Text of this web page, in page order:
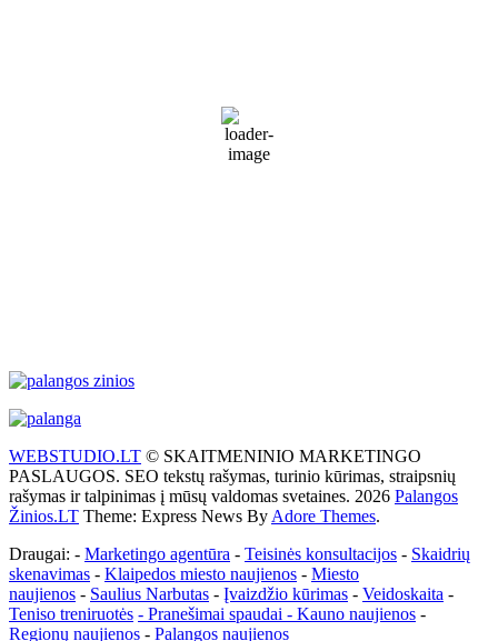
68 %
WEBSTUDIO.LT © SKAITMENINIO MARKETINGO
PASLAUGOS. SEO tekstų rašymas, turinio kūrimas, straipsnių
rašymas ir talpinimas į mūsų valdomas svetaines. 2026 Palangos
Žinios.LT Theme: Express News By Adore Themes.
Draugai: - Marketingo agentūra - Teisinės konsultacijos - Skaidrių
skenavimas - Klaipedos miesto naujienos - Miesto
naujienos - Saulius Narbutas - Įvaizdžio kūrimas - Veidoskaita -
Teniso treniruotės - Pranešimai spaudai - Kauno naujienos -
Regionų naujienos - Palangos naujienos